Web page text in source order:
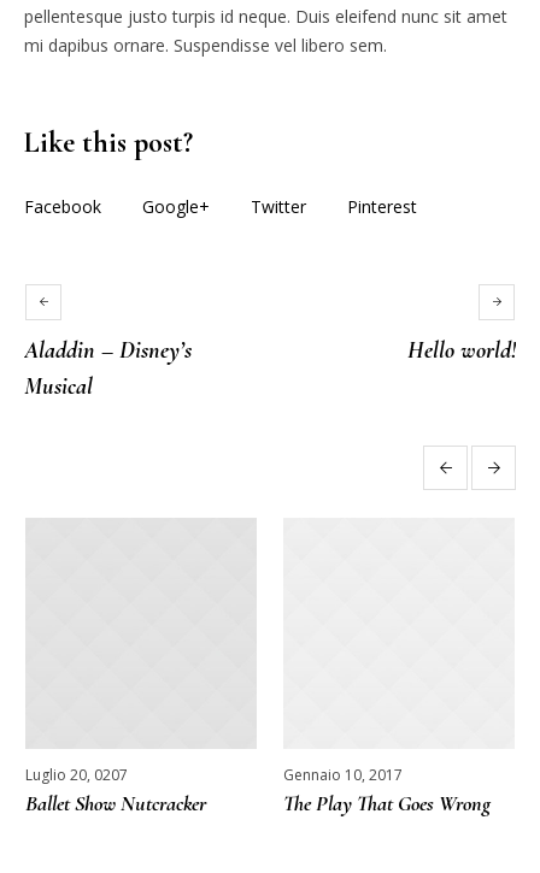
pellentesque justo turpis id neque. Duis eleifend nunc sit amet
mi dapibus ornare. Suspendisse vel libero sem.
Like this post?
Facebook Google+ Twitter Pinterest
Aladdin – Disney’s
Musical
Hello world!
Luglio 20, 0207
Ballet Show Nutcracker
Gennaio 10, 2017
The Play That Goes Wrong